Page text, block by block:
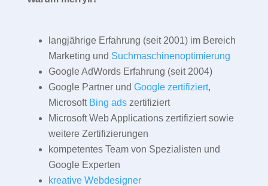
langjährige Erfahrung (seit 2001) im Bereich
Marketing und Suchmaschinenoptimierung
Google AdWords Erfahrung (seit 2004)
Google Partner und Google zertifiziert,
Microsoft Bing adszertifiziert
Microsoft Web Applications zertifiziert sowie
weitere Zertifizierungen
kompetentes Team von Spezialisten und
Google Experten
kreative Webdesigner